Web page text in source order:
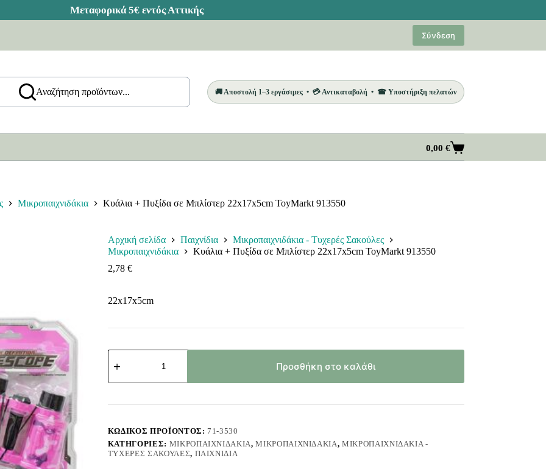
Σύνδεση
Αναζήτηση προϊόντων... 🚚 Αποστολή 1–3 εργάσιμες • 💳 Αντικαταβολή • ☎ Υποστήριξη πελατών
Καλάθι
Αγορών
0,00 €
Μικροπαιχνιδάκια Κυάλια + Πυξίδα σε Μπλίστερ 22x17x5cm ToyMarkt 913550
Αρχική σελίδα Παιχνίδια
Μικροπαιχνιδάκια - Τυχερές Σακούλες
Μικροπαιχνιδάκια
Κυάλια + Πυξίδα σε Μπλίστερ 22x17x5cm ToyMarkt 913550
2,78 €
22x17x5cm
Κυάλια
σε
22x17x5cm
913550
ποσότητα
Προσθήκη στο καλάθι
ΚΩΔΙΚΌΣ ΠΡΟΪΌΝΤΟΣ:71-3530
ΚΑΤΗΓΟΡΊΕΣ: ΜΙΚΡΟΠΑΙΧΝΙΔΆΚΙΑ,ΜΙΚΡΟΠΑΙΧΝΙΔΆΚΙΑ,ΜΙΚΡΟΠΑΙΧΝΙΔΆΚΙΑ -
ΤΥΧΕΡΈΣ ΣΑΚΟΎΛΕΣ, ΠΑΙΧΝΊΔΙΑ